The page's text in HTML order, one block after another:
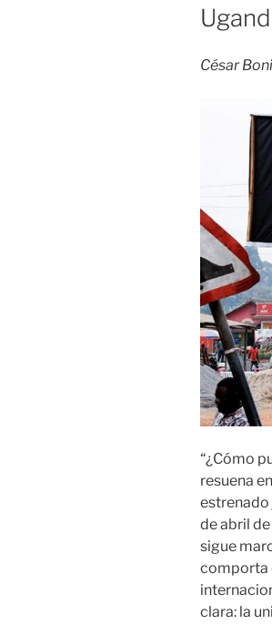
César
“¿Cómo
resuena
estrenado
de abril
sigue
comporta
clara: la